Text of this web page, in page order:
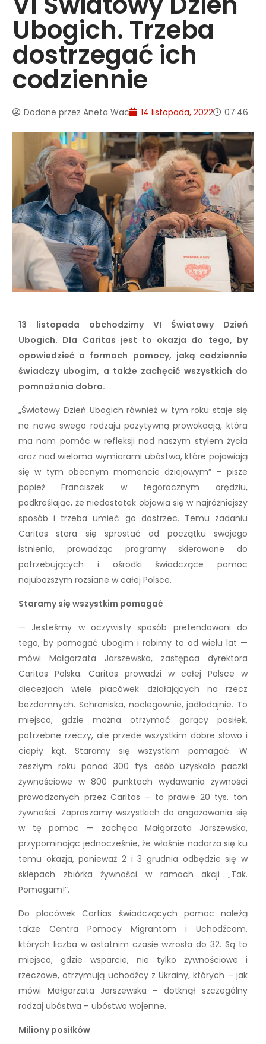
Ubogich. Trzeba
dostrzegać ich
codziennie
Dodane przez Aneta Wac 14 listopada, 2022 07:46
13 listopada obchodzimy VI Światowy Dzień
Ubogich. Dla Caritas jest to okazja do tego, by
opowiedzieć o formach pomocy, jaką codziennie
świadczy ubogim, a także zachęcić wszystkich do
pomnażania dobra.
„Światowy Dzień Ubogich również w tym roku staje się
na nowo swego rodzaju pozytywną prowokacją, która
ma nam pomóc w refleksji nad naszym stylem życia
oraz nad wieloma wymiarami ubóstwa, które pojawiają
się w tym obecnym momencie dziejowym” – pisze
papież Franciszek w tegorocznym orędziu,
podkreślając, że niedostatek objawia się w najróżniejszy
sposób i trzeba umieć go dostrzec. Temu zadaniu
Caritas stara się sprostać od początku swojego
istnienia, prowadząc programy skierowane do
potrzebujących i ośrodki świadczące pomoc
najuboższym rozsiane w całej Polsce.
Staramy się wszystkim pomagać
— Jesteśmy w oczywisty sposób pretendowani do
tego, by pomagać ubogim i robimy to od wielu lat —
mówi Małgorzata Jarszewska, zastępca dyrektora
Caritas Polska. Caritas prowadzi w całej Polsce w
diecezjach wiele placówek działających na rzecz
bezdomnych. Schroniska, noclegownie, jadłodajnie. To
miejsca, gdzie można otrzymać gorący posiłek,
potrzebne rzeczy, ale przede wszystkim dobre słowo i
ciepły kąt. Staramy się wszystkim pomagać. W
zeszłym roku ponad 300 tys. osób uzyskało paczki
żywnościowe w 800 punktach wydawania żywności
prowadzonych przez Caritas – to prawie 20 tys. ton
żywności. Zapraszamy wszystkich do angażowania się
w tę pomoc — zachęca Małgorzata Jarszewska,
przypominając jednocześnie, że właśnie nadarza się ku
temu okazja, ponieważ 2 i 3 grudnia odbędzie się w
sklepach zbiórka żywności w ramach akcji „Tak.
Pomagam!”.
Do placówek Cartias świadczących pomoc należą
także Centra Pomocy Migrantom i Uchodźcom,
których liczba w ostatnim czasie wzrosła do 32. Są to
miejsca, gdzie wsparcie, nie tylko żywnościowe i
rzeczowe, otrzymują uchodźcy z Ukrainy, których – jak
mówi Małgorzata Jarszewska – dotknął szczególny
rodzaj ubóstwa – ubóstwo wojenne.
Miliony posiłków